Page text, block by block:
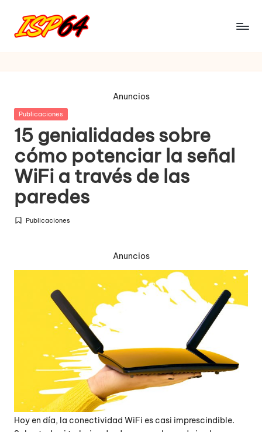
Saltar
contenido
I
S
6
4
Anuncios
Publicada
Publicaciones
15 genialidades sobre
cómo potenciar la señal
WiFi a través de las
paredes
Publicada
Publicaciones
Anuncios
Hoy en día, la conectividad WiFi es casi imprescindible.